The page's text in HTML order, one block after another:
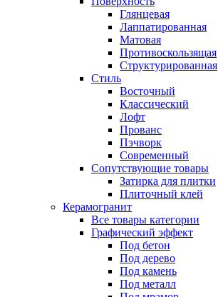
Глянцевая
Лаппатированная
Матовая
Противоскользящая
Структурированная
Стиль
Восточный
Классический
Лофт
Прованс
Пэчворк
Современный
Сопутствующие товары
Затирка для плитки
Плиточный клей
Керамогранит
Все товары категории
Графический эффект
Под бетон
Под дерево
Под камень
Под металл